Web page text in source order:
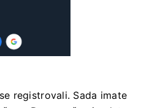
registrovali. Sada imate